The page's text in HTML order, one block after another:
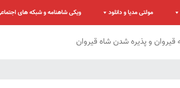
مولتی مدیا و دانلود ویکی شاهنامه و شبکه های